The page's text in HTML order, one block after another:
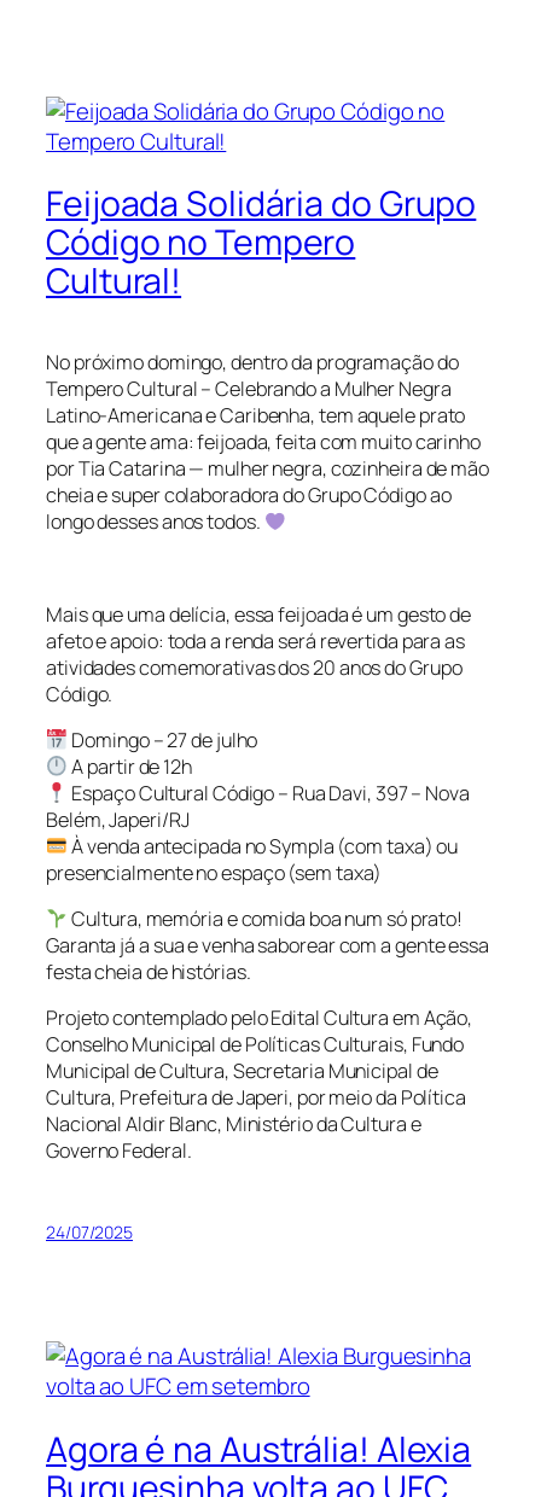
Feijoada Solidária do Grupo
Código no Tempero
Cultural!
No próximo domingo, dentro da programação do
Tempero Cultural – Celebrando a Mulher Negra
Latino-Americana e Caribenha, tem aquele prato
que a gente ama: feijoada, feita com muito carinho
por Tia Catarina — mulher negra, cozinheira de mão
cheia e super colaboradora do Grupo Código ao
longo desses anos todos.
Mais que uma delícia, essa feijoada é um gesto de
afeto e apoio: toda a renda será revertida para as
atividades comemorativas dos 20 anos do Grupo
Código.
Domingo – 27 de julho
A partir de 12h
Espaço Cultural Código – Rua Davi, 397 – Nova
Belém, Japeri/RJ
À venda antecipada no Sympla (com taxa) ou
presencialmente no espaço (sem taxa)
Cultura, memória e comida boa num só prato!
Garanta já a sua e venha saborear com a gente essa
festa cheia de histórias.
Projeto contemplado pelo Edital Cultura em Ação,
Conselho Municipal de Políticas Culturais, Fundo
Municipal de Cultura, Secretaria Municipal de
Cultura, Prefeitura de Japeri, por meio da Política
Nacional Aldir Blanc, Ministério da Cultura e
Governo Federal.
24/07/2025
Agora é na Austrália! Alexia
Burguesinha volta ao UFC